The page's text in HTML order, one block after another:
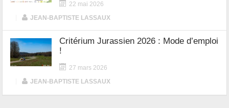
22 mai 2026
JEAN-BAPTISTE LASSAUX
Critérium Jurassien 2026 : Mode d’emploi
!
27 mars 2026
JEAN-BAPTISTE LASSAUX